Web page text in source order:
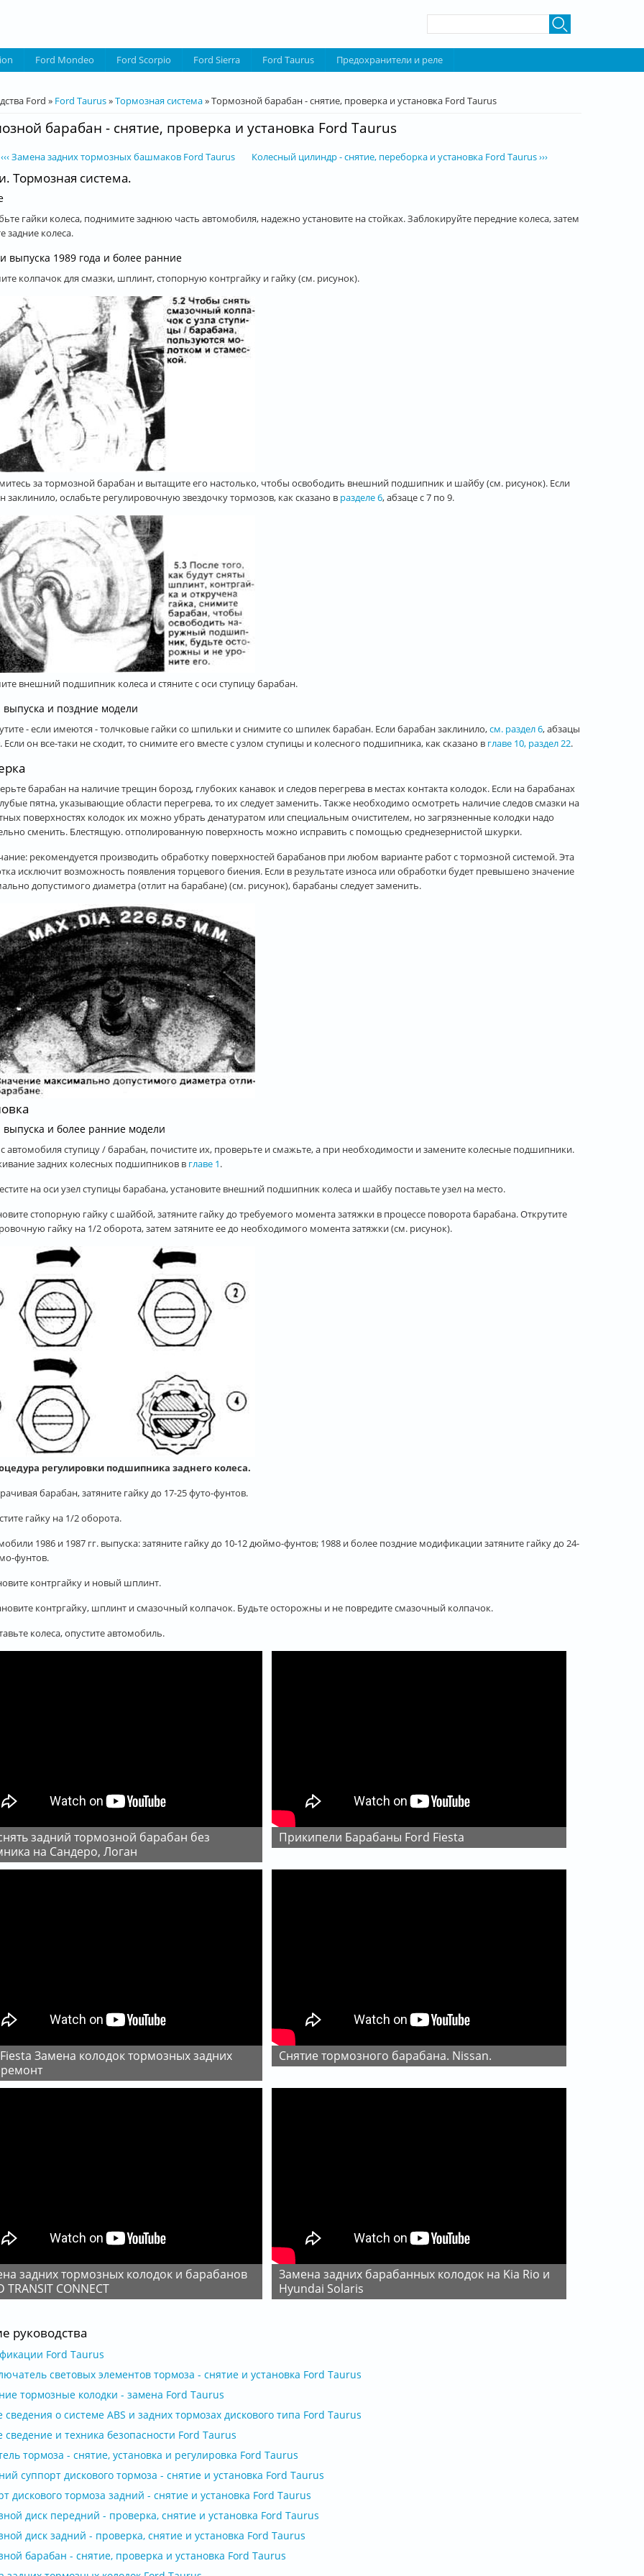
Ford Mondeo Ford Scorpio Ford Sierra Ford Taurus Предохранители и реле
Ford » Ford Taurus»Тормозная система»Тормозной барабан - снятие, проверка и установка Ford Taurus
барабан - снятие, проверка и установка Ford Taurus
‹‹‹ Замена задних тормозных башмаков Ford Taurus Колесный цилиндр - снятие, переборка и установка Ford Taurus ›››
Тормозная система.
гайки колеса, поднимите заднюю часть автомобиля, надежно установите на стойках. Заблокируйте передние колеса, затем
задние колеса.
выпуска 1989 года и более ранние
колпачок для смазки, шплинт, стопорную контргайку и гайку (см. рисунок).
за тормозной барабан и вытащите его настолько, чтобы освободить внешний подшипник и шайбу (см. рисунок). Если
заклинило, ослабьте регулировочную звездочку тормозов, как сказано в разделе 6, абзаце с 7 по 9.
внешний подшипник колеса и стяните с оси ступицу барабан.
выпуска и поздние модели
- если имеются - толчковые гайки со шпильки и снимите со шпилек барабан. Если барабан заклинило,см. раздел 6, абзацы
Если он все-таки не сходит, то снимите его вместе с узлом ступицы и колесного подшипника, как сказано в главе 10, раздел 22.
барабан на наличие трещин борозд, глубоких канавок и следов перегрева в местах контакта колодок. Если на барабанах
пятна, указывающие области перегрева, то их следует заменить. Также необходимо осмотреть наличие следов смазки на
поверхностях колодок их можно убрать денатуратом или специальным очистителем, но загрязненные колодки надо
сменить. Блестящую. отполированную поверхность можно исправить с помощью среднезернистой шкурки.
рекомендуется производить обработку поверхностей барабанов при любом варианте работ с тормозной системой. Эта
исключит возможность появления торцевого биения. Если в результате износа или обработки будет превышено значение
допустимого диаметра (отлит на барабане) (см. рисунок), барабаны следует заменить.
выпуска и более ранние модели
автомобиля ступицу / барабан, почистите их, проверьте и смажьте, а при необходимости и замените колесные подшипники.
задних колесных подшипников в главе 1.
на оси узел ступицы барабана, установите внешний подшипник колеса и шайбу поставьте узел на место.
стопорную гайку с шайбой, затяните гайку до требуемого момента затяжки в процессе поворота барабана. Открутите
гайку на 1/2 оборота, затем затяните ее до необходимого момента затяжки (см. рисунок).
регулировки подшипника заднего колеса.
барабан, затяните гайку до 17-25 футо-фунтов.
гайку на 1/2 оборота.
1986 и 1987 гг. выпуска: затяните гайку до 10-12 дюймо-фунтов; 1988 и более поздние модификации затяните гайку до 24-
фунтов.
контргайку и новый шплинт.
контргайку, шплинт и смазочный колпачок. Будьте осторожны и не повредите смазочный колпачок.
колеса, опустите автомобиль.
на Сандеро, Логан
Прикипели Барабаны Ford Fiesta
Снятие тормозного барабана. Nissan.
TRANSIT CONNECT
Замена задних барабанных колодок на Kia Rio и
Hyundai Solaris
руководства
Ford Taurus
световых элементов тормоза - снятие и установка Ford Taurus
тормозные колодки - замена Ford Taurus
о системе ABS и задних тормозах дискового типа Ford Taurus
и техника безопасности Ford Taurus
тормоза - снятие, установка и регулировка Ford Taurus
суппорт дискового тормоза - снятие и установка Ford Taurus
дискового тормоза задний - снятие и установка Ford Taurus
диск передний - проверка, снятие и установка Ford Taurus
диск задний - проверка, снятие и установка Ford Taurus
барабан - снятие, проверка и установка Ford Taurus